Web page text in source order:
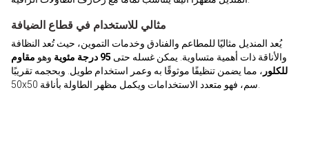
مثالي للاستخدام في قطاع الضيافة
يُعد المنديل مثاليًا للمطاعم والفنادق وخدمات التموين، حيث تُعد النظافة
والأناقة ذات أهمية متساوية. يمكن غسله حتى 95 درجة مئوية وهو مقاوم
للكلور ، مما يضمن تنظيفًا موثوقًا به وعمر استخدام طويل. وبحجمه تقريبًا